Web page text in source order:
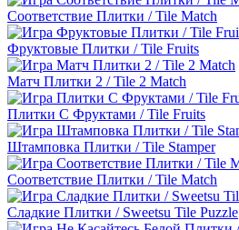
Соответствие Плитки / Tile Match
Фруктовые Плитки / Tile Fruits
Матч Плитки 2 / Tile 2 Match
Плитки С Фруктами / Tile Fruits
Штамповка Плитки / Tile Stamper
Соответствие Плитки / Tile Match
Сладкие Плитки / Sweetsu Tile Puzzle